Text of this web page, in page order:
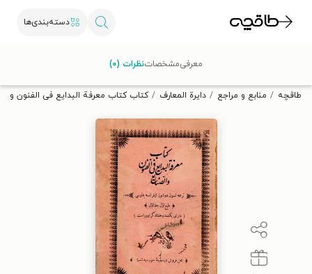
دسته‌بندی‌ها
تخفیف از طاقچه دریافت کن.
طاقچه منابع و مراجع دایرة المعارف کتاب کتاب معرفة البدایع فی الفنون و
معرفیمشخصاتنظرات (۰)